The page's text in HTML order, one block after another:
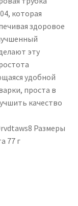
которая
здоровое
эту
удобной
проста в
качество
Размеры
‎77 г